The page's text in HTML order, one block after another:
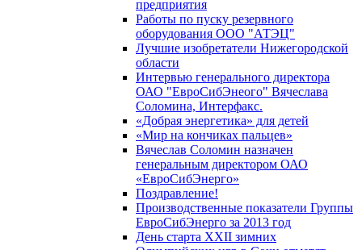
предприятия
Работы по пуску резервного
оборудования ООО "АТЭЦ"
Лучшие изобретатели Нижегородской
области
Интервью генерального директора
ОАО "ЕвроСибЭнеого" Вячеслава
Соломина, Интерфакс.
«Добрая энергетика» для детей
«Мир на кончиках пальцев»
Вячеслав Соломин назначен
генеральным директором ОАО
«ЕвроСибЭнерго»
Поздравление!
Производственные показатели Группы
ЕвроСибЭнерго за 2013 год
День старта XXII зимних